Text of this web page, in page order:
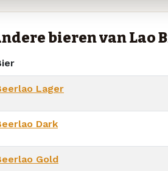
bieren van Lao
Lager
Dark
Gold